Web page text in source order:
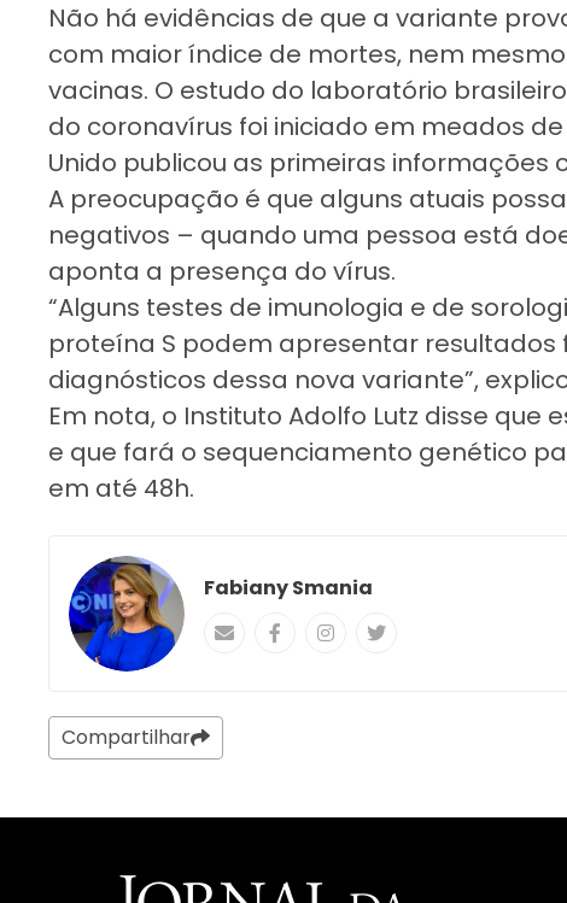
Não há evidências de que a variante
com maior índice de mortes, nem
vacinas. O estudo do laboratório
do coronavírus foi iniciado em meados
Unido publicou as primeiras informações
A preocupação é que alguns atuais
negativos – quando uma pessoa está
aponta a presença do vírus.
“Alguns testes de imunologia e de
proteína S podem apresentar resultados
diagnósticos dessa nova variante”,
Em nota, o Instituto Adolfo Lutz disse
e que fará o sequenciamento genético
em até 48h.
Fabiany Smania
Compartilhar